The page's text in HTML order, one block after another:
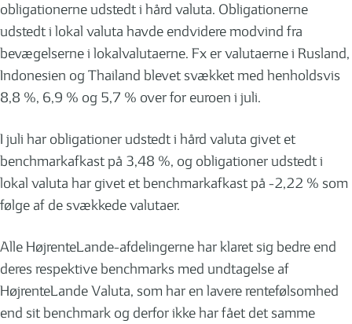
obligationerne udstedt i hård valuta. Obligationerne
udstedt i lokal valuta havde endvidere modvind fra
bevægelserne i lokalvalutaerne. Fx er valutaerne i Rusland,
Indonesien og Thailand blevet svækket med henholdsvis
8,8 %, 6,9 % og 5,7 % over for euroen i juli.
I juli har obligationer udstedt i hård valuta givet et
benchmarkafkast på 3,48 %, og obligationer udstedt i
lokal valuta har givet et benchmarkafkast på -2,22 % som
følge af de svækkede valutaer.
Alle HøjrenteLande-afdelingerne har klaret sig bedre end
deres respektive benchmarks med undtagelse af
HøjrenteLande Valuta, som har en lavere rentefølsomhed
end sit benchmark og derfor ikke har fået det samme